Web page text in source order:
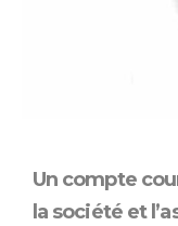
Un compte
la société et